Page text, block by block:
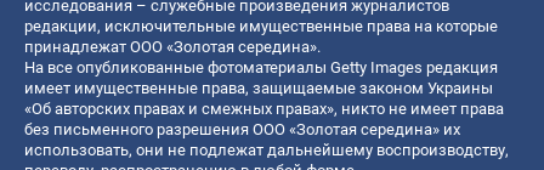
исследования – служебные произведения журналистов
редакции, исключительные имущественные права на которые
принадлежат ООО «Золотая середина».
На все опубликованные фотоматериалы Getty Images редакция
имеет имущественные права, защищаемые законом Украины
«Об авторских правах и смежных правах», никто не имеет права
без письменного разрешения ООО «Золотая середина» их
использовать, они не подлежат дальнейшему воспроизводству,